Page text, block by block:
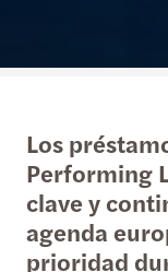
Los
Performing
clave y
agenda
prioridad